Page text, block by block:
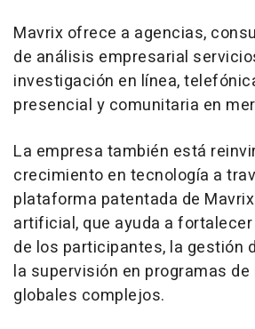
Mavrix ofrece a agencias,
de análisis empresarial
investigación en línea,
presencial y comunitaria en
La empresa también está
crecimiento en tecnología a
plataforma patentada de
artificial, que ayuda a
de los participantes, la gestión
la supervisión en programas
globales complejos.